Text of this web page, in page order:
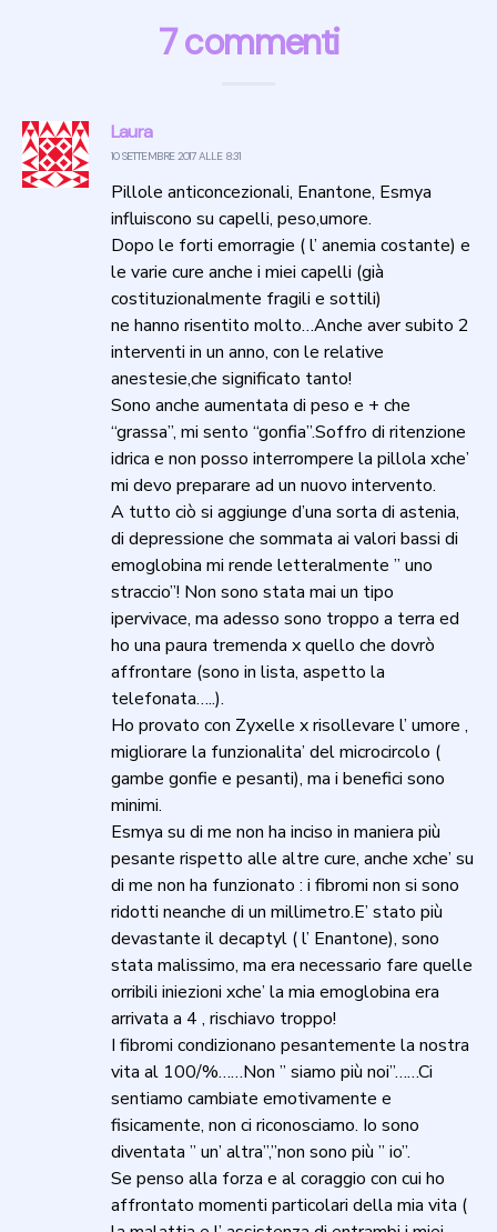
7 commenti
Laura
10 SETTEMBRE 2017 ALLE 8:31
Pillole anticoncezionali, Enantone, Esmya
influiscono su capelli, peso,umore.
Dopo le forti emorragie ( l’ anemia costante) e
le varie cure anche i miei capelli (già
costituzionalmente fragili e sottili)
ne hanno risentito molto…Anche aver subito 2
interventi in un anno, con le relative
anestesie,che significato tanto!
Sono anche aumentata di peso e + che
“grassa”, mi sento “gonfia”.Soffro di ritenzione
idrica e non posso interrompere la pillola xche’
mi devo preparare ad un nuovo intervento.
A tutto ciò si aggiunge d’una sorta di astenia,
di depressione che sommata ai valori bassi di
emoglobina mi rende letteralmente ” uno
straccio”! Non sono stata mai un tipo
ipervivace, ma adesso sono troppo a terra ed
ho una paura tremenda x quello che dovrò
affrontare (sono in lista, aspetto la
telefonata…..).
Ho provato con Zyxelle x risollevare l’ umore ,
migliorare la funzionalita’ del microcircolo (
gambe gonfie e pesanti), ma i benefici sono
minimi.
Esmya su di me non ha inciso in maniera più
pesante rispetto alle altre cure, anche xche’ su
di me non ha funzionato : i fibromi non si sono
ridotti neanche di un millimetro.E’ stato più
devastante il decaptyl ( l’ Enantone), sono
stata malissimo, ma era necessario fare quelle
orribili iniezioni xche’ la mia emoglobina era
arrivata a 4 , rischiavo troppo!
I fibromi condizionano pesantemente la nostra
vita al 100/%……Non ” siamo più noi”……Ci
sentiamo cambiate emotivamente e
fisicamente, non ci riconosciamo. Io sono
diventata ” un’ altra”,”non sono più ” io”.
Se penso alla forza e al coraggio con cui ho
affrontato momenti particolari della mia vita (